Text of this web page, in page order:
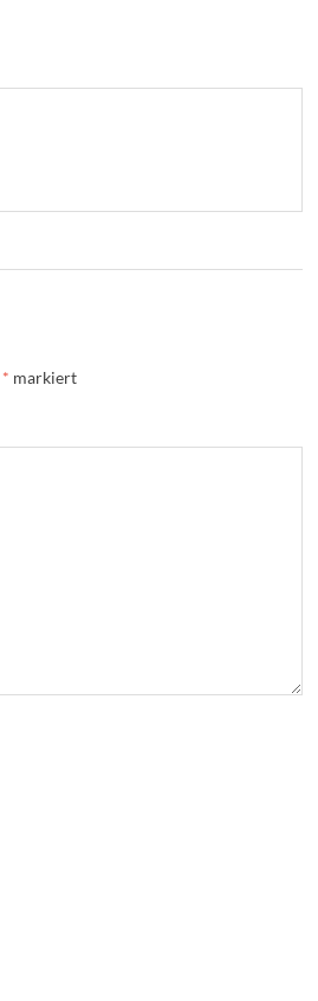
* markiert